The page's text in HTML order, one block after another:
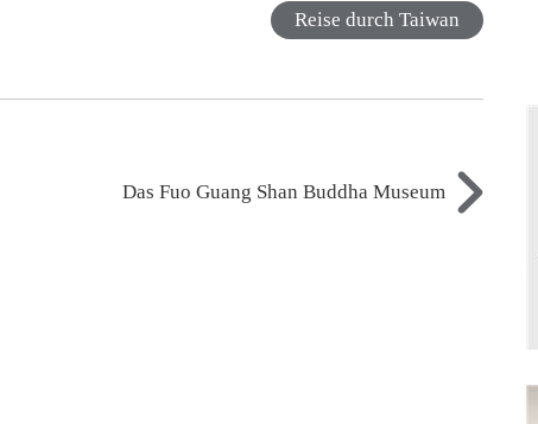
Reise durch Taiwan
Das Fuo Guang Shan Buddha Museum